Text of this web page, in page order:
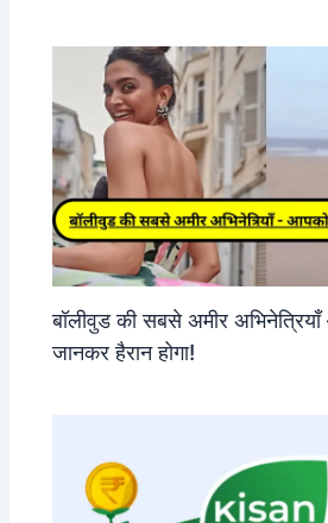
बॉलीवुड की सबसे अमीर
जानकर हैरान होगा!